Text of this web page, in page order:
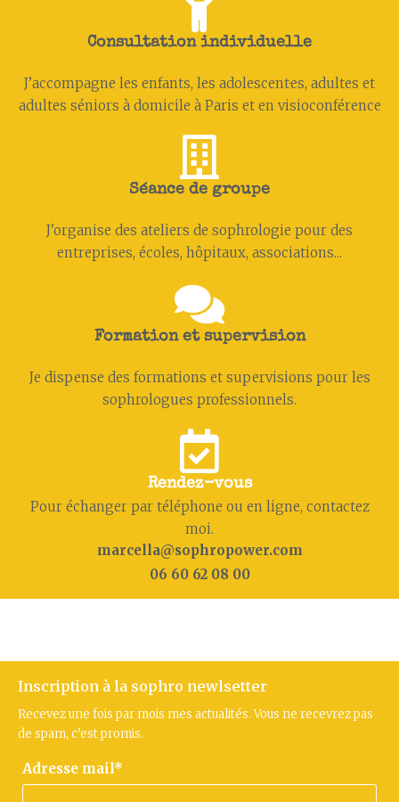
Consultation individuelle
J’accompagne les enfants, les adolescent·es, adultes et
adultes séniors à domicile à Paris et en visioconférence
Séance de groupe
J'organise des ateliers de sophrologie pour des
entreprises, écoles, hôpitaux, associations...
Formation et supervision
Je dispense des formations et supervisions pour les
sophrologues professionnels.
Rendez-vous
Pour échanger par téléphone ou en ligne, contactez
moi.
marcella@sophropower.com
06 60 62 08 00
Inscription à la sophro newlsetter
Recevez une fois par mois mes actualités. Vous ne recevrez pas
de spam, c’est promis.
Adresse mail*